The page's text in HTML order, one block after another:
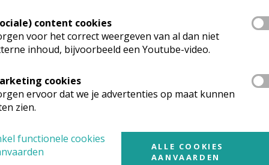
het boek, beluister dan het
monastiek traject. Prijs: 21,95 euro
content cookies
voor het correct weergeven van al dan niet
inhoud, bijvoorbeeld een Youtube-video.
cookies
ervoor dat we je advertenties op maat kunnen
zien.
functionele cookies
ALLE COOKIES
AANVAARDEN